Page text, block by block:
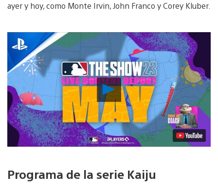
ayer y hoy, como Monte Irvin, John Franco y Corey Kluber.
Reproducir
vídeo
Programa de la serie Kaiju